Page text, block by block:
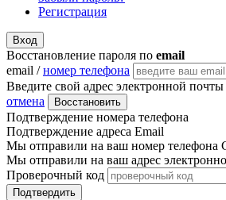
Регистрация
Вход
Восстановление пароля по email
email /номер телефона
Введите свой адрес электронной
отмена
Восстановить
Подтверждение номера телефона
Подтверждение адреса Email
Мы отправили на ваш номер телефона
Мы отправили на ваш адрес
Проверочный код
Подтвердить